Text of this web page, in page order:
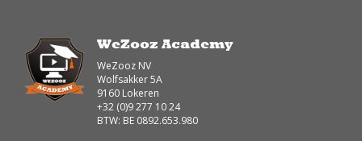
WeZooz Academy
WeZooz NV
Wolfsakker 5A
9160 Lokeren
+32 (0)9 277 10 24
BTW: BE 0892.653.980